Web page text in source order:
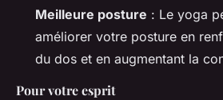
Meilleure posture : Le yoga
améliorer votre posture en
du dos et en augmentant la
Pour votre esprit